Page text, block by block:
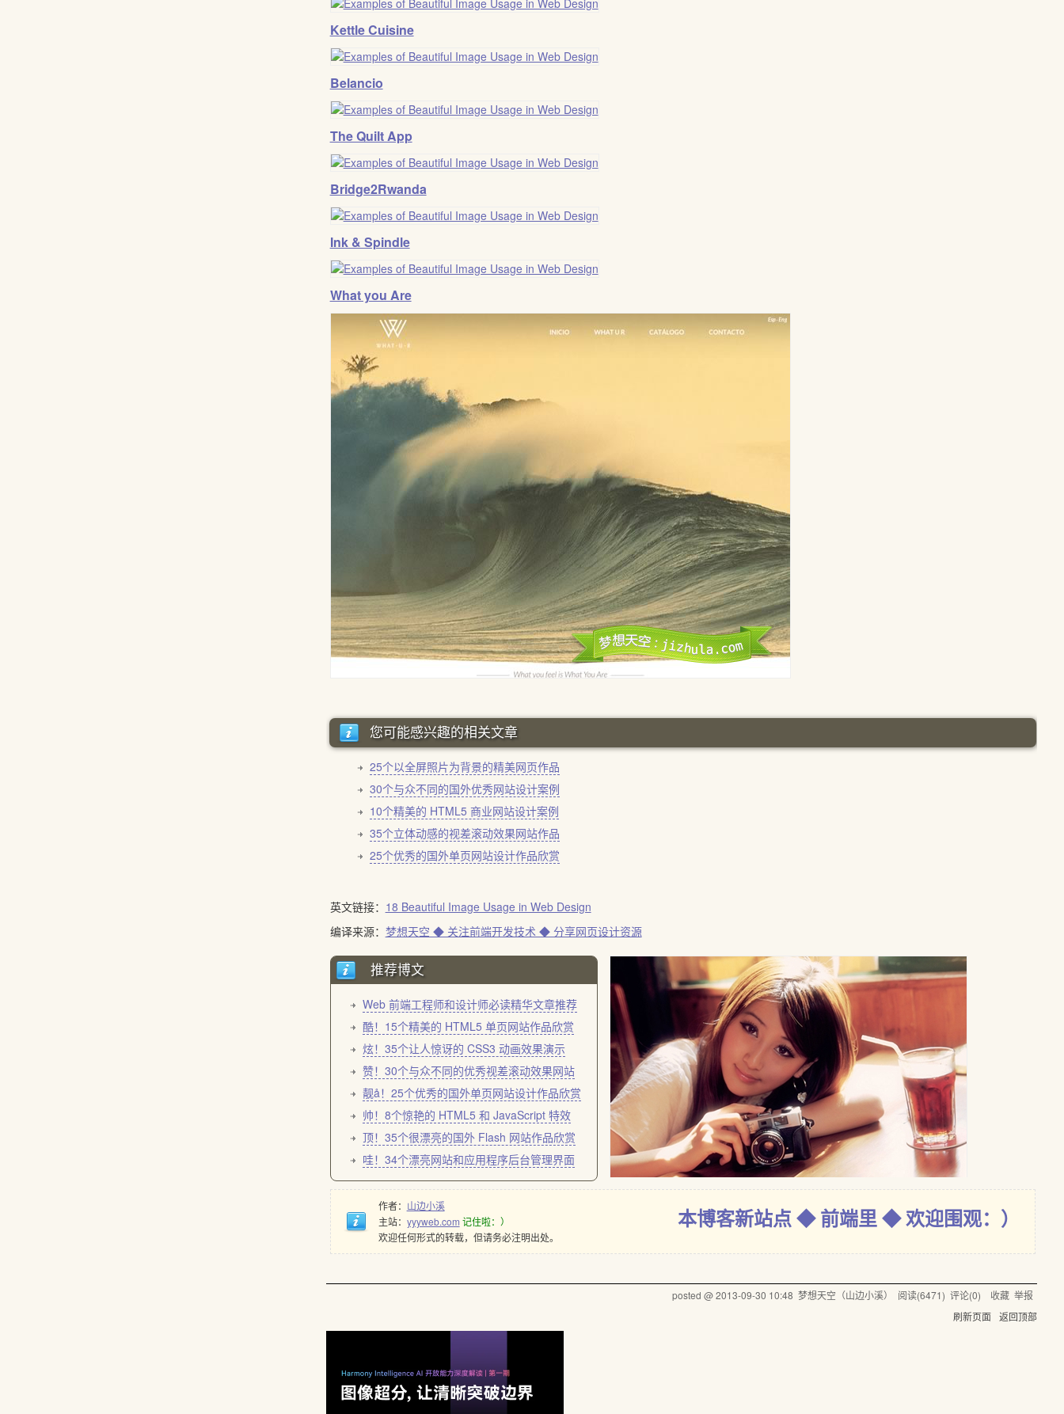
Kettle Cuisine
Belancio
The Quilt App
Bridge2Rwanda
Ink & Spindle
What you Are
您可能感兴趣的相关文章
25个以全屏照片为背景的精美网页作品
30个与众不同的国外优秀网站设计案例
10个精美的 HTML5 商业网站设计案例
35个立体动感的视差滚动效果网站作品
25个优秀的国外单页网站设计作品欣赏
英文链接： 18 Beautiful Image Usage in Web Design
编译来源： 梦想天空 ◆ 关注前端开发技术 ◆ 分享网页设计资源
推荐博文
Web 前端工程师和设计师必读精华文章推荐
酷！15个精美的 HTML5 单页网站作品欣赏
炫！35个让人惊讶的 CSS3 动画效果演示
赞！30个与众不同的优秀视差滚动效果网站
靓å！25个优秀的国外单页网站设计作品欣赏
帅！8个惊艳的 HTML5 和 JavaScript 特效
顶！35个很漂亮的国外 Flash 网站作品欣赏
哇！34个漂亮网站和应用程序后台管理界面
本博客新站点 ◆ 前端里 ◆ 欢迎围观：）
作者： 山边小溪
主站： yyyweb.com 记住啦：）
欢迎任何形式的转载，但请务必注明出处。
posted @2013-09-30 10:48 梦想天空（山边小溪） 阅读(6471) 评论(0) 收藏 举报
刷新页面
返回顶部